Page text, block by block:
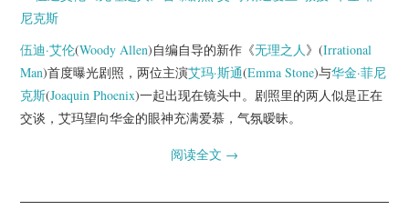
伍迪·艾伦(Woody Allen)自编自导的新作《无理之人》(Irrational
Man)首度曝光剧照，两位主演艾玛·斯通(Emma Stone)与华金·菲尼
克斯(Joaquin Phoenix)一起出现在镜头中。剧照里的两人似是正在
交谈，艾玛望向华金的眼神充满爱慕，气氛暧昧。
阅读全文 →